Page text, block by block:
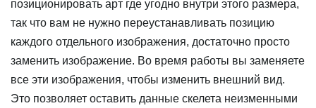
позиционировать арт где угодно внутри этого размера,
так что вам не нужно переустанавливать позицию
каждого отдельного изображения, достаточно просто
заменить изображение. Во время работы вы заменяете
все эти изображения, чтобы изменить внешний вид.
Это позволяет оставить данные скелета неизменными